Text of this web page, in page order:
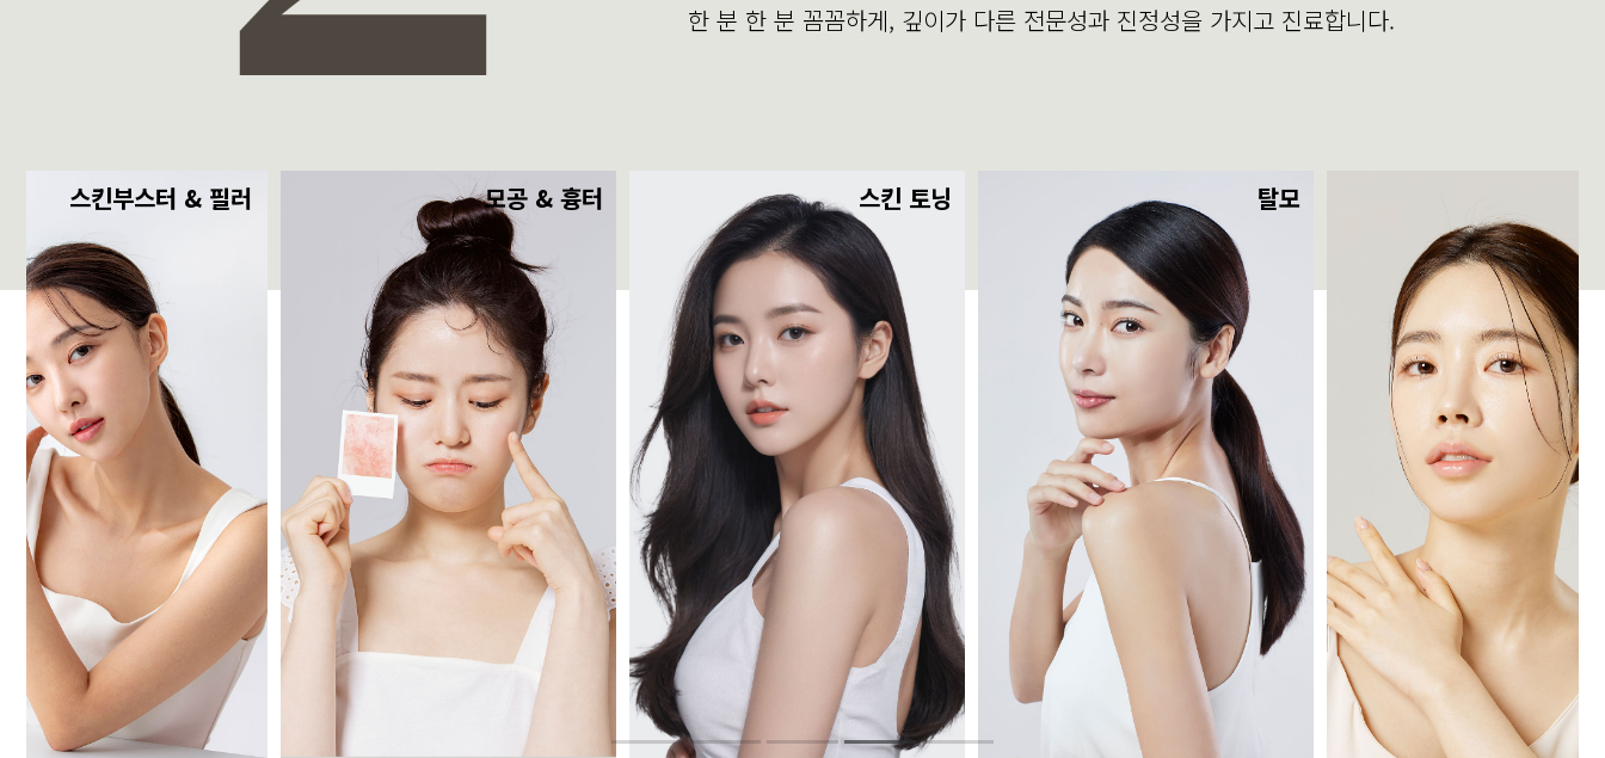
한 분 한 분 꼼꼼하게, 깊이가 다른 전문성과 진정성을 가지고 진료합니다.
스킨부스터 & 필러 모공 & 흉터 스킨 토닝 탈모